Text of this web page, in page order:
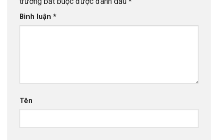
Bình luận *
Tên